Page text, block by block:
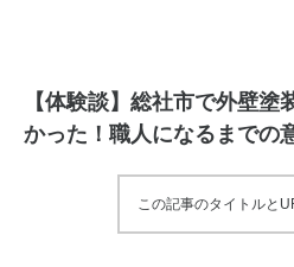
【体験談】総社市で外壁塗
かった！職人になるまでの
この記事のタイトルと